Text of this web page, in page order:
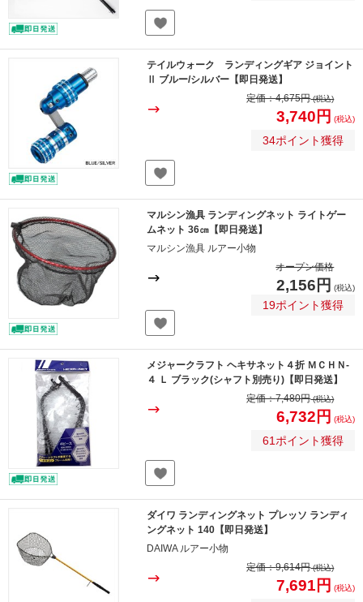
テイルウォーク ランディングギア ジョイント
Ⅱ ブルー/シルバー【即日発送】
定価：4,675円(税込)
3,740円 (税込)
34ポイント獲得
マルシン漁具 ランディングネット ライトゲー
ムネット 36㎝【即日発送】
マルシン漁具 ルアー小物
オープン価格
2,156円 (税込)
19ポイント獲得
メジャークラフト ヘキサネット４折 ＭＣＨＮ-
４ Ｌ ブラック(シャフト別売り)【即日発送】
定価：7,480円(税込)
6,732円 (税込)
61ポイント獲得
ダイワ ランディングネット プレッソ ランディ
ングネット 140【即日発送】
DAIWA ルアー小物
定価：9,614円(税込)
7,691円 (税込)